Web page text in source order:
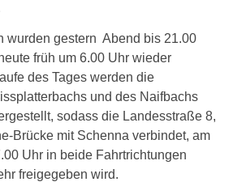
wurden gestern Abend bis 21.00
früh um 6.00 Uhr wieder
des Tages werden die
und des Naifbachs
sodass die Landesstraße 8,
Brücke mit Schenna verbindet, am
Uhr in beide Fahrtrichtungen
freigegeben wird.